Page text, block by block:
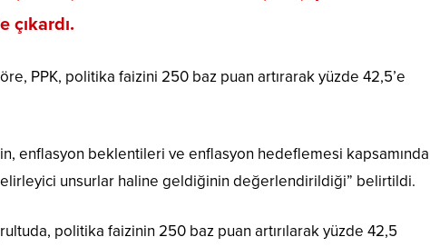
çıkardı.
PPK, politika faizini 250 baz puan artırarak yüzde 42,5’e
enflasyon beklentileri ve enflasyon hedeflemesi kapsamında
unsurlar haline geldiğinin değerlendirildiği” belirtildi.
politika faizinin 250 baz puan artırılarak yüzde 42,5